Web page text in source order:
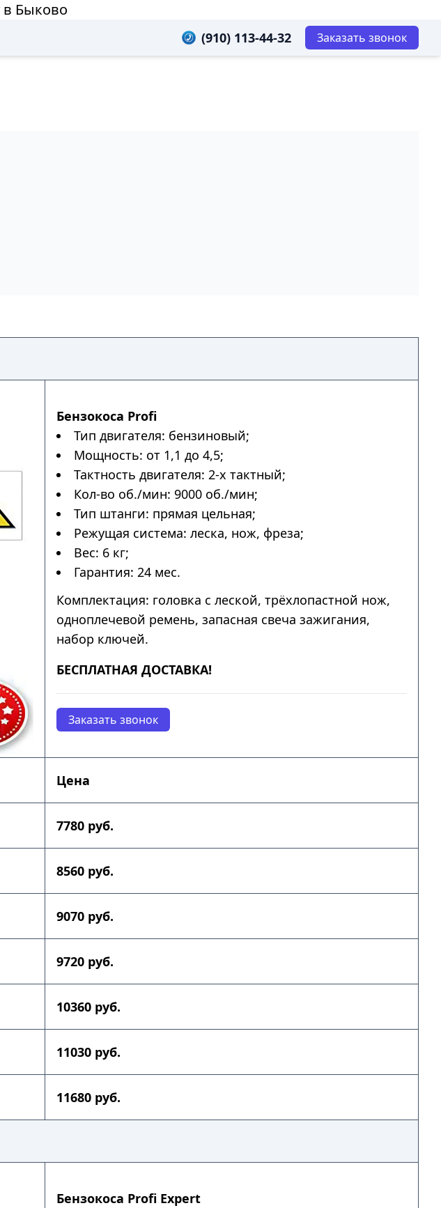
в Быково
(910) 113-44-32 Заказать звонок
Бензокоса Profi
Тип двигателя: бензиновый;
Мощность: от 1,1 до 4,5;
Тактность двигателя: 2-х тактный;
Кол-во об./мин: 9000 об./мин;
Тип штанги: прямая цельная;
Режущая система: леска, нож, фреза;
Вес: 6 кг;
Гарантия: 24 мес.
Комплектация: головка с леской, трёхлопастной нож,
одноплечевой ремень, запасная свеча зажигания,
набор ключей.
БЕСПЛАТНАЯ ДОСТАВКА!
Заказать звонок
Цена
7780 руб.
8560 руб.
9070 руб.
9720 руб.
10360 руб.
11030 руб.
11680 руб.
Бензокоса Profi Expert